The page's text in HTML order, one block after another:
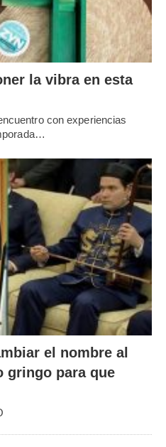
la vibra en esta
con experiencias
el nombre al
gringo para que